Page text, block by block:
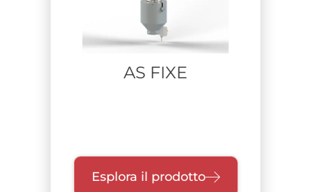
AS FIXE
Esplora il prodotto